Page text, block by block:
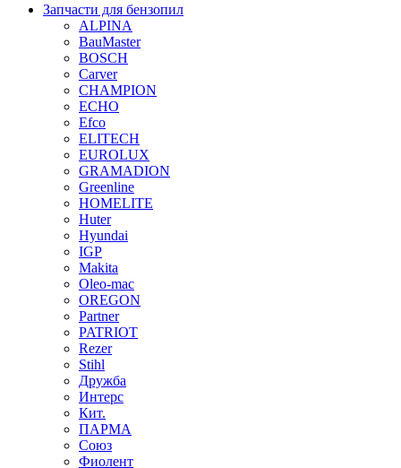
Запчасти для бензопил
ALPINA
BauMaster
BOSCH
Carver
CHAMPION
ECHO
Efco
ELITECH
EUROLUX
GRAMADION
Greenline
HOMELITE
Huter
Hyundai
IGP
Makita
Oleo-mac
OREGON
Partner
PATRIOT
Rezer
Stihl
Дружба
Интерс
Кит.
ПАРМА
Союз
Фиолент